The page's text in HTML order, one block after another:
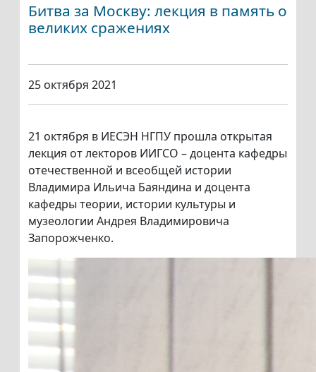
Битва за Москву: лекция в память о
великих сражениях
25 октября 2021
21 октября в ИЕСЭН НГПУ прошла открытая
лекция от лекторов ИИГСО – доцента кафедры
отечественной и всеобщей истории
Владимира Ильича Баяндина и доцента
кафедры теории, истории культуры и
музеологии Андрея Владимировича
Запорожченко.